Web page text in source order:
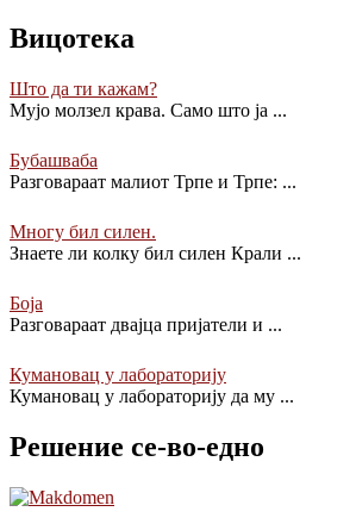
Вицотека
Што да ти кажам?
Мујо молзел крава. Само што ја ...
Бубашваба
Разговараат малиот Трпе и Трпе: ...
Многу бил силен.
Знаете ли колку бил силен Крали ...
Боја
Разговараат двајца пријатели и ...
Кумановац у лабораторију
Кумановац у лабораторију да му ...
Решение се-во-едно